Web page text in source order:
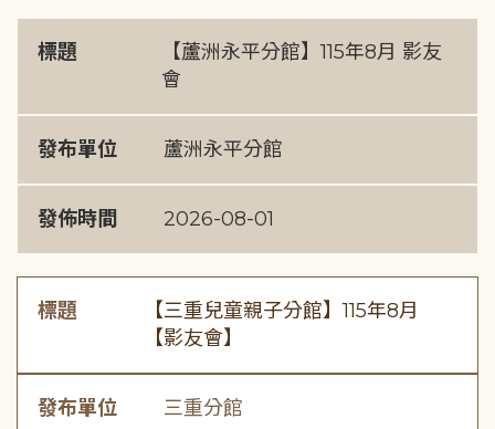
標題
【蘆洲永平分館】115年8月 影友
會
發布單位 蘆洲永平分館
發佈時間 2026-08-01
標題
【三重兒童親子分館】115年8月
【影友會】
發布單位 三重分館